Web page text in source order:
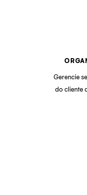
Gerencie
do cliente